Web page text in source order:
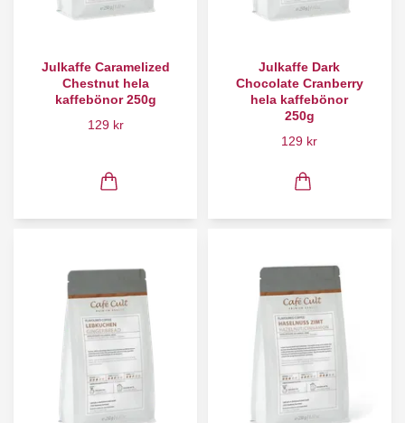
Julkaffe Caramelized
Chestnut hela
kaffebönor 250g
129 kr
Julkaffe Dark
Chocolate Cranberry
hela kaffebönor
250g
129 kr